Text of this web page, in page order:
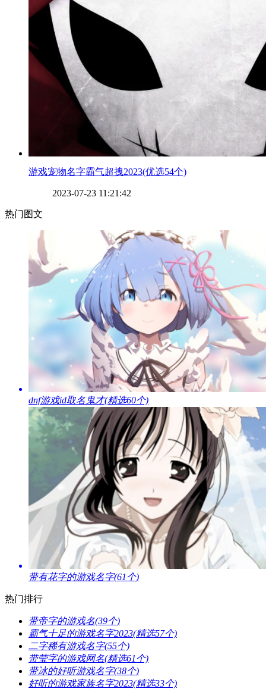
​游戏宠物名字霸气超拽2023(优选54个)
2023-07-23 11:21:42
热门图文
​dnf游戏id取名鬼才(精选60个)
​带有花字的游戏名字(61个)
热门排行
​带帝字的游戏名(39个)
​霸气十足的游戏名字2023(精选57个)
​二字稀有游戏名字(55个)
​带莹字的游戏网名(精选61个)
​带冰的好听游戏名字(38个)
​好听的游戏家族名字2023(精选33个)